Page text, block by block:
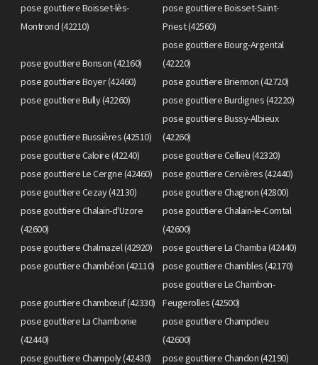
pose gouttiere Boisset-lès-
Montrond (42210)
pose gouttiere Boisset-Saint-
Priest (42560)
pose gouttiere Bonson (42160)
pose gouttiere Bourg-Argental
(42220)
pose gouttiere Boyer (42460)
pose gouttiere Briennon (42720)
pose gouttiere Bully (42260)
pose gouttiere Burdignes (42220)
pose gouttiere Bussières (42510)
pose gouttiere Bussy-Albieux
(42260)
pose gouttiere Caloire (42240)
pose gouttiere Cellieu (42320)
pose gouttiere Le Cergne (42460)
pose gouttiere Cervières (42440)
pose gouttiere Cezay (42130)
pose gouttiere Chagnon (42800)
pose gouttiere Chalain-d'Uzore
(42600)
pose gouttiere Chalain-le-Comtal
(42600)
pose gouttiere Chalmazel (42920)
pose gouttiere La Chamba (42440)
pose gouttiere Chambéon (42110)
pose gouttiere Chambles (42170)
pose gouttiere Chambœuf (42330)
pose gouttiere Le Chambon-
Feugerolles (42500)
pose gouttiere La Chambonie
(42440)
pose gouttiere Champdieu
(42600)
pose gouttiere Champoly (42430)
pose gouttiere Chandon (42190)